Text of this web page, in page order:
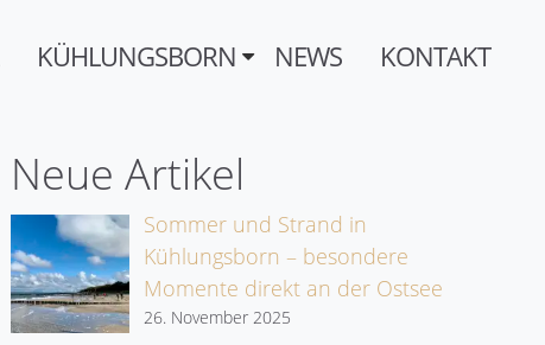
KÜHLUNGSBORN NEWS KONTAKT
Neue Artikel
Sommer und Strand in
Kühlungsborn – besondere
Momente direkt an der Ostsee
26. November 2025